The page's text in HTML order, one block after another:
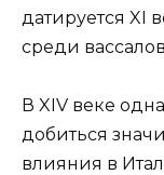
датируется XI
среди
В XIV веке
добиться
влияния в